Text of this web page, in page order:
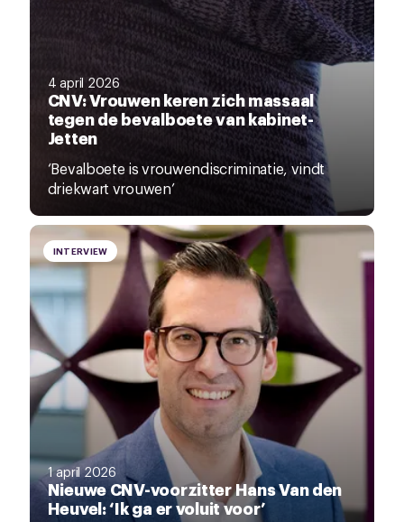
4 april 2026
CNV: Vrouwen keren zich massaal
tegen de bevalboete van kabinet-
Jetten
‘Bevalboete is vrouwendiscriminatie, vindt
driekwart vrouwen’
INTERVIEW
1 april 2026
Nieuwe CNV-voorzitter Hans Van den
Heuvel: ‘Ik ga er voluit voor’